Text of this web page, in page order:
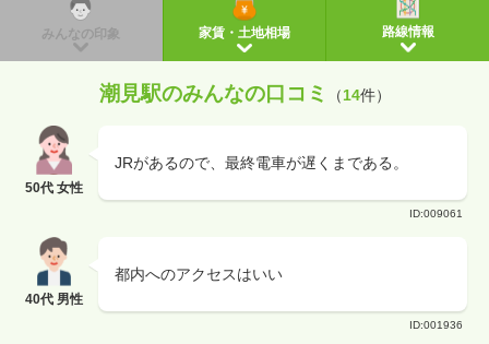
※経路情報、所要時間情報は平日・日中の標準的な所要時間での乗り換え経路を採用していま
みんなの印象 家賃・土地相場 路線情報
潮見駅のみんなの口コミ （14件）
50代 女性
JRがあるので、最終電車が遅くまである。
ID:009061
40代 男性
都内へのアクセスはいい
ID:001936